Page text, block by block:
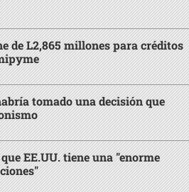
de L2,865 millones para créditos
tomado una decisión que
EE.UU. tiene una "enorme